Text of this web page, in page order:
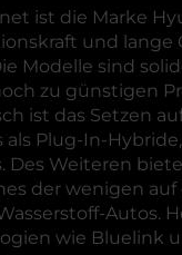
ist die Marke
und lange
Modelle sind
zu günstigen
ist das Setzen
Plug-In-
Des Weiteren
der wenigen
Autos.
wie Bluelink